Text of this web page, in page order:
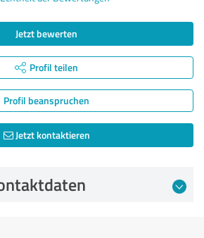
Jetzt bewerten
Profil teilen
Profil beanspruchen
Jetzt kontaktieren